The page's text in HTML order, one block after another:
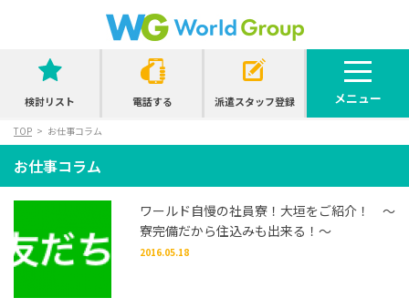
検討リスト 電話する 派遣スタッフ登録 メニュー
TOP お仕事コラム
お仕事コラム
ワールド自慢の社員寮！大垣をご紹介！ ～
寮完備だから住込みも出来る！～
2016.05.18